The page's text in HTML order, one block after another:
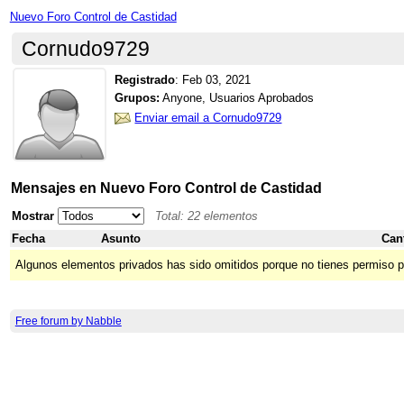
Nuevo Foro Control de Castidad
Cornudo9729
Registrado: Feb 03, 2021
Grupos: Anyone, Usuarios Aprobados
Enviar email a Cornudo9729
Mensajes en Nuevo Foro Control de Castidad
Mostrar
Total: 22 elementos
Fecha
Asunto
Algunos elementos privados has sido omitidos porque no tienes permiso
Free forum by Nabble